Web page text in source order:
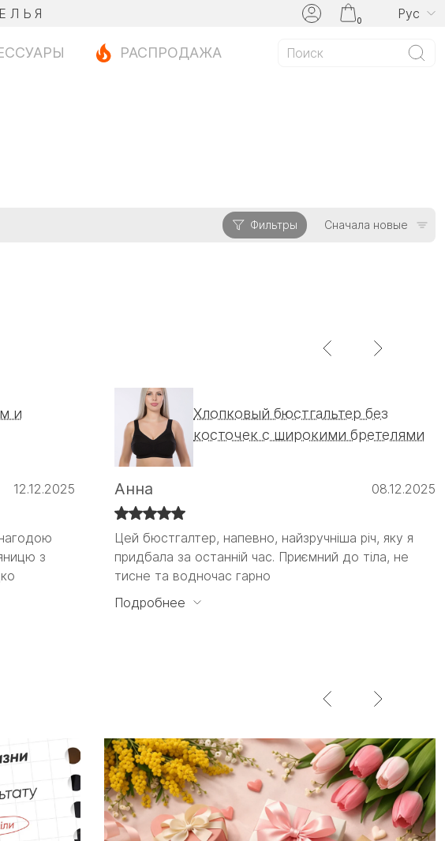
0 Рус
РАСПРОДАЖА
Фильтры Сначала новые
и
12.12.2025
з
з
і
на
якість
Хлопковый бюстгальтер без
косточек с широкими бретелями
Анна 08.12.2025
Цей бюстгалтер, напевно, найзручніша річ, яку я
придбала за останній час. Приємний до тіла, не
тисне та водночас гарно
Цей бюстгалтер, напевно, найзручніша річ, яку я
придбала за останній час. Приємний до тіла, не
тисне та водночас гарно тримає. Ніяких кісточок,
які б впивались в тіло або давили десь.
Задоволена на всі 100
Подробнее